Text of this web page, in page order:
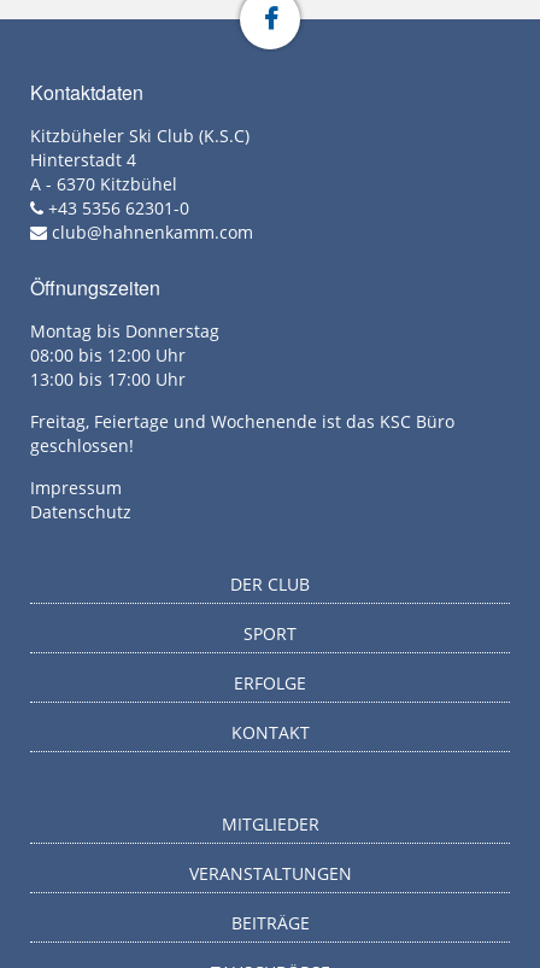
Kontaktdaten
Kitzbüheler Ski Club (K.S.C)
Hinterstadt 4
A - 6370 Kitzbühel
+43 5356 62301-0
club@hahnenkamm.com
Öffnungszeiten
Montag bis Donnerstag
08:00 bis 12:00 Uhr
13:00 bis 17:00 Uhr
Freitag, Feiertage und Wochenende ist das KSC Büro
geschlossen!
Impressum
Datenschutz
DER CLUB
SPORT
ERFOLGE
KONTAKT
MITGLIEDER
VERANSTALTUNGEN
BEITRÄGE